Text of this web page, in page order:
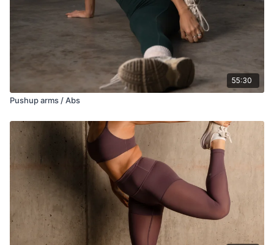
55:30
Pushup arms / Abs